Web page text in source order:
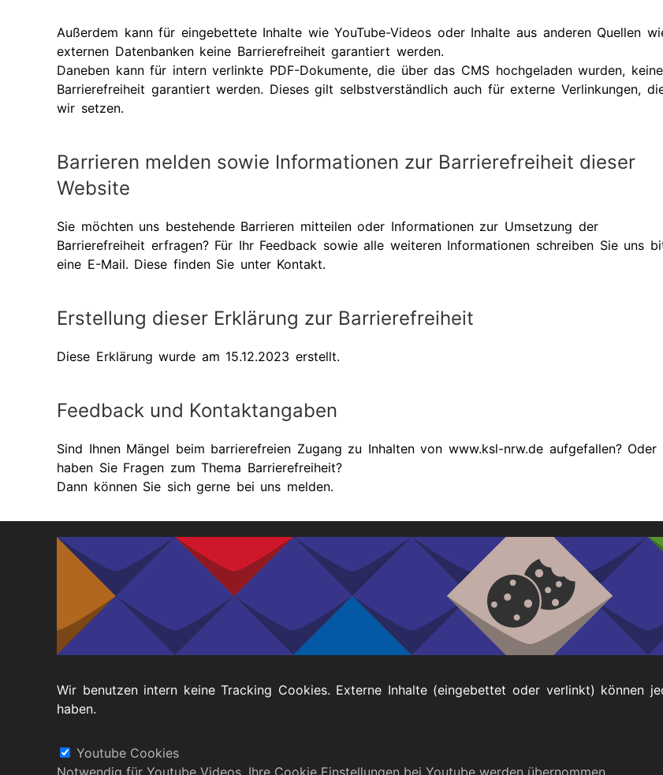
Außerdem kann für eingebettete Inhalte wie YouTube-Videos oder Inhalte aus anderen Quellen
externen Datenbanken keine Barrierefreiheit garantiert werden.
Daneben kann für intern verlinkte PDF-Dokumente, die über das CMS hochgeladen wurden, keine
Barrierefreiheit garantiert werden. Dieses gilt selbstverständlich auch für externe Verlinkungen,
wir setzen.
Barrieren melden sowie Informationen zur Barrierefreiheit dieser
Website
Sie möchten uns bestehende Barrieren mitteilen oder Informationen zur Umsetzung der
Barrierefreiheit erfragen? Für Ihr Feedback sowie alle weiteren Informationen schreiben Sie uns
eine E-Mail. Diese finden Sie unter Kontakt.
Erstellung dieser Erklärung zur Barrierefreiheit
Diese Erklärung wurde am 15.12.2023 erstellt.
Feedback und Kontaktangaben
Sind Ihnen Mängel beim barrierefreien Zugang zu Inhalten von www.ksl-nrw.de aufgefallen? Oder
haben Sie Fragen zum Thema Barrierefreiheit?
Dann können Sie sich gerne bei uns melden.
Koordinierungsstelle der Kompetenzzentren Selbstbestimmt Leben (KSL) NRW
Munscheidstr. 14
45886 Gelsenkirchen
Telefon: 0209 95 66 00-25
Wir benutzen intern keine Tracking Cookies. Externe Inhalte (eingebettet oder verlinkt) können
haben.
Youtube Cookies
Notwendig für Youtube Videos. Ihre Cookie Einstellungen bei Youtube werden übernommen.